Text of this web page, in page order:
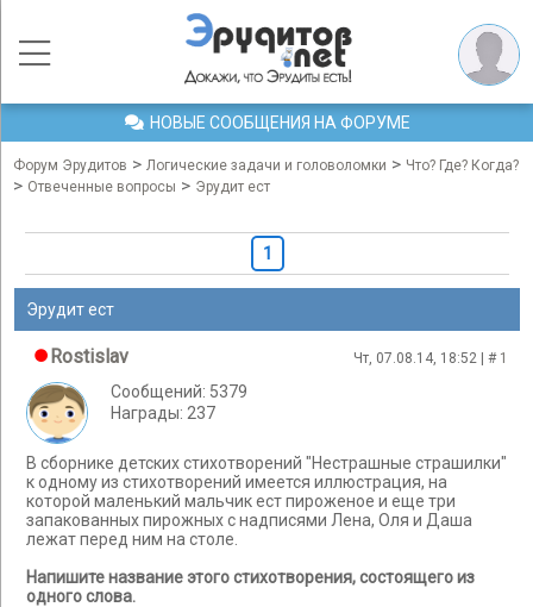
НОВЫЕ СООБЩЕНИЯ НА ФОРУМЕ
Форум Эрудитов > Логические задачи и головоломки > Что? Где? Когда?
> Отвеченные вопросы > Эрудит ест
1
Эрудит ест
Rostislav Чт, 07.08.14, 18:52 | # 1
Сообщений: 5379
Награды: 237
В сборнике детских стихотворений "Нестрашные страшилки"
к одному из стихотворений имеется иллюстрация, на
которой маленький мальчик ест пироженое и еще три
запакованных пирожных с надписями Лена, Оля и Даша
лежат перед ним на столе.
Напишите название этого стихотворения, состоящего из
одного слова.